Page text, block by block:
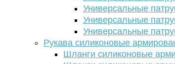
Универсальные
Универсальные
Универсальные
Рукава силиконовые
Шланги силиконовые